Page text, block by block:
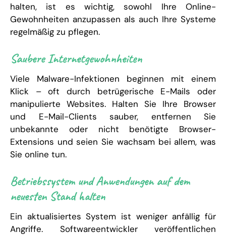
halten, ist es wichtig, sowohl Ihre Online-
Gewohnheiten anzupassen als auch Ihre Systeme
regelmäßig zu pflegen.
Saubere Internetgewohnheiten
Viele Malware-Infektionen beginnen mit einem
Klick – oft durch betrügerische E-Mails oder
manipulierte Websites. Halten Sie Ihre Browser
und E-Mail-Clients sauber, entfernen Sie
unbekannte oder nicht benötigte Browser-
Extensions und seien Sie wachsam bei allem, was
Sie online tun.
Betriebssystem und Anwendungen auf dem
neuesten Stand halten
Ein aktualisiertes System ist weniger anfällig für
Angriffe. Softwareentwickler veröffentlichen